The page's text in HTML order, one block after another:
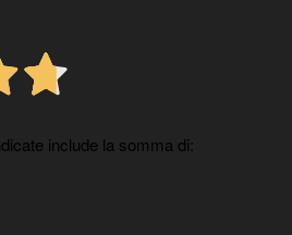
include la somma di: